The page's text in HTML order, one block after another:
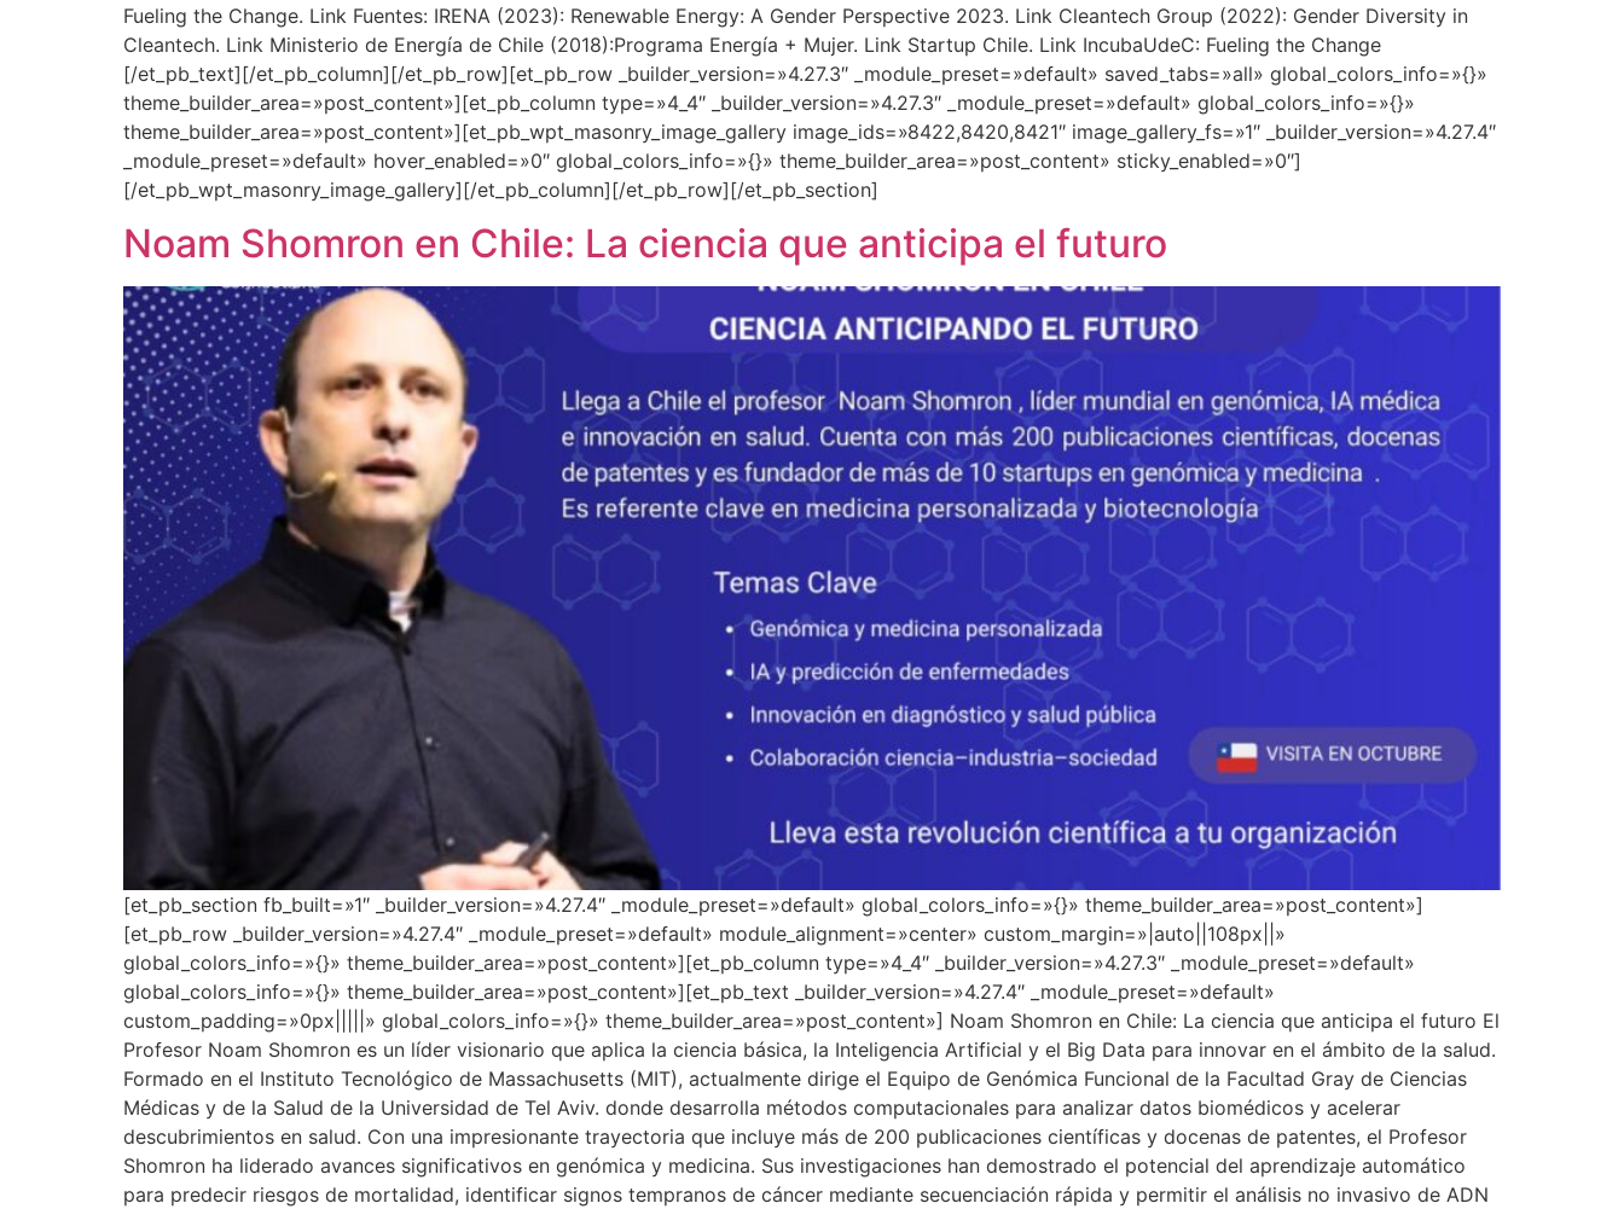
Fueling the Change. Link Fuentes: IRENA (2023): Renewable Energy: A Gender Perspective 2023. Link Cleantech Group (2022): Gender Diversity in
Cleantech. Link Ministerio de Energía de Chile (2018):Programa Energía + Mujer. Link Startup Chile. Link IncubaUdeC: Fueling the Change
[/et_pb_text][/et_pb_column][/et_pb_row][et_pb_row _builder_version=»4.27.3″ _module_preset=»default» saved_tabs=»all» global_colors_info=»{}»
theme_builder_area=»post_content»][et_pb_column type=»4_4″ _builder_version=»4.27.3″ _module_preset=»default» global_colors_info=»{}»
theme_builder_area=»post_content»][et_pb_wpt_masonry_image_gallery image_ids=»8422,8420,8421″ image_gallery_fs=»1″ _builder_version=»4.27.4″
_module_preset=»default» hover_enabled=»0″ global_colors_info=»{}» theme_builder_area=»post_content» sticky_enabled=»0″]
[/et_pb_wpt_masonry_image_gallery][/et_pb_column][/et_pb_row][/et_pb_section]
Noam Shomron en Chile: La ciencia que anticipa el futuro
[et_pb_section fb_built=»1″ _builder_version=»4.27.4″ _module_preset=»default» global_colors_info=»{}» theme_builder_area=»post_content»]
[et_pb_row _builder_version=»4.27.4″ _module_preset=»default» module_alignment=»center» custom_margin=»|auto||108px||»
global_colors_info=»{}» theme_builder_area=»post_content»][et_pb_column type=»4_4″ _builder_version=»4.27.3″ _module_preset=»default»
global_colors_info=»{}» theme_builder_area=»post_content»][et_pb_text _builder_version=»4.27.4″ _module_preset=»default»
custom_padding=»0px|||||» global_colors_info=»{}» theme_builder_area=»post_content»] Noam Shomron en Chile: La ciencia que anticipa el futuro El
Profesor Noam Shomron es un líder visionario que aplica la ciencia básica, la Inteligencia Artificial y el Big Data para innovar en el ámbito de la salud.
Formado en el Instituto Tecnológico de Massachusetts (MIT), actualmente dirige el Equipo de Genómica Funcional de la Facultad Gray de Ciencias
Médicas y de la Salud de la Universidad de Tel Aviv. donde desarrolla métodos computacionales para analizar datos biomédicos y acelerar
descubrimientos en salud. Con una impresionante trayectoria que incluye más de 200 publicaciones científicas y docenas de patentes, el Profesor
Shomron ha liderado avances significativos en genómica y medicina. Sus investigaciones han demostrado el potencial del aprendizaje automático
para predecir riesgos de mortalidad, identificar signos tempranos de cáncer mediante secuenciación rápida y permitir el análisis no invasivo de ADN